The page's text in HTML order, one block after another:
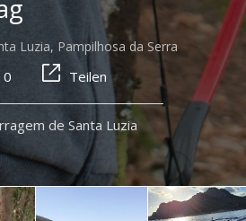
Luzia, Pampilhosa da Serra
0 Teilen
de Santa Luzia